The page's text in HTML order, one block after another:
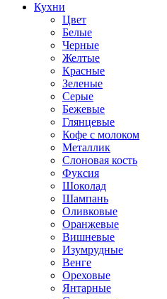
Кухни
Цвет
Белые
Черные
Желтые
Красные
Зеленые
Серые
Бежевые
Глянцевые
Кофе с молоком
Металлик
Слоновая кость
Фуксия
Шоколад
Шампань
Оливковые
Оранжевые
Вишневые
Изумрудные
Венге
Ореховые
Янтарные